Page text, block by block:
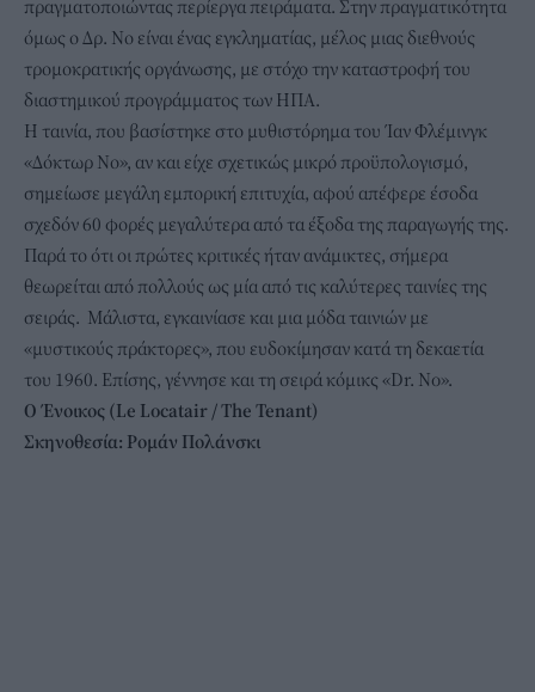
πραγματοποιώντας περίεργα πειράματα. Στην πραγματικότητα
όμως ο Δρ. Νο είναι ένας εγκληματίας, μέλος μιας διεθνούς
τρομοκρατικής οργάνωσης, με στόχο την καταστροφή του
διαστημικού προγράμματος των ΗΠΑ.
Η ταινία, που βασίστηκε στο μυθιστόρημα του Ίαν Φλέμινγκ
«Δόκτωρ Νο», αν και είχε σχετικώς μικρό προϋπολογισμό,
σημείωσε μεγάλη εμπορική επιτυχία, αφού απέφερε έσοδα
σχεδόν 60 φορές μεγαλύτερα από τα έξοδα της παραγωγής της.
Παρά το ότι οι πρώτες κριτικές ήταν ανάμικτες, σήμερα
θεωρείται από πολλούς ως μία από τις καλύτερες ταινίες της
σειράς. Μάλιστα, εγκαινίασε και μια μόδα ταινιών με
«μυστικούς πράκτορες», που ευδοκίμησαν κατά τη δεκαετία
του 1960. Επίσης, γέννησε και τη σειρά κόμικς «Dr. No».
Ο Ένοικος (Le Locatair / The Tenant)
Σκηνοθεσία: Ρομάν Πολάνσκι